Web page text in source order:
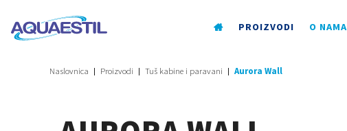
PROIZVODI O NAMA
Naslovnica Proizvodi Tuš kabine i paravani Aurora Wall